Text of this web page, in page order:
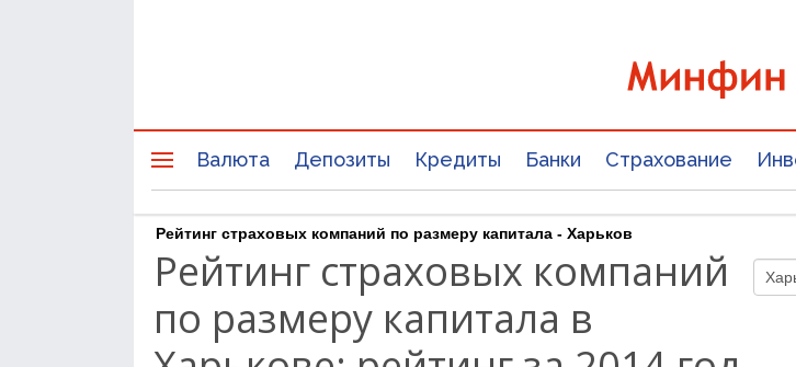
Валюта Депозиты Кредиты Банки Страхование
Рейтинг страховых компаний по размеру капитала - Харьков
Рейтинг страховых компаний
по размеру капитала в